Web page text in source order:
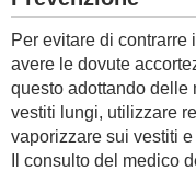
Per evitare di
avere le dovute
questo adottando delle
vestiti lungi, utilizzare
vaporizzare sui vestiti
Il consulto del medico